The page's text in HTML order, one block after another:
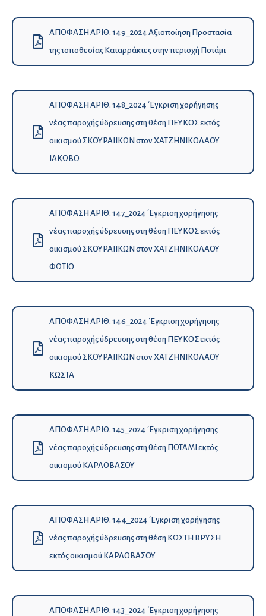
ΑΠΟΦΑΣΗ ΑΡΙΘ. 149_2024 Αξιοποίηση Προστασία
της τοποθεσίας Καταρράκτες στην περιοχή Ποτάμι
ΑΠΟΦΑΣΗ ΑΡΙΘ. 148_2024 ΄Εγκριση χορήγησης
νέας παροχής ύδρευσης στη θέση ΠΕΥΚΟΣ εκτός
οικισμού ΣΚΟΥΡΑΙΙΚΩΝ στον ΧΑΤΖΗΝΙΚΟΛΑΟΥ
ΙΑΚΩΒΟ
ΑΠΟΦΑΣΗ ΑΡΙΘ. 147_2024 ΄Εγκριση χορήγησης
νέας παροχής ύδρευσης στη θέση ΠΕΥΚΟΣ εκτός
οικισμού ΣΚΟΥΡΑΙΙΚΩΝ στον ΧΑΤΖΗΝΙΚΟΛΑΟΥ
ΦΩΤΙΟ
ΑΠΟΦΑΣΗ ΑΡΙΘ. 146_2024 ΄Εγκριση χορήγησης
νέας παροχής ύδρευσης στη θέση ΠΕΥΚΟΣ εκτός
οικισμού ΣΚΟΥΡΑΙΙΚΩΝ στον ΧΑΤΖΗΝΙΚΟΛΑΟΥ
ΚΩΣΤΑ
ΑΠΟΦΑΣΗ ΑΡΙΘ. 145_2024 ΄Εγκριση χορήγησης
νέας παροχής ύδρευσης στη θέση ΠΟΤΑΜΙ εκτός
οικισμού ΚΑΡΛΟΒΑΣΟΥ
ΑΠΟΦΑΣΗ ΑΡΙΘ. 144_2024 ΄Εγκριση χορήγησης
νέας παροχής ύδρευσης στη θέση KΩΣΤΗ ΒΡΥΣΗ
εκτός οικισμού ΚΑΡΛΟΒΑΣΟΥ
ΑΠΟΦΑΣΗ ΑΡΙΘ. 143_2024 ΄Εγκριση χορήγησης